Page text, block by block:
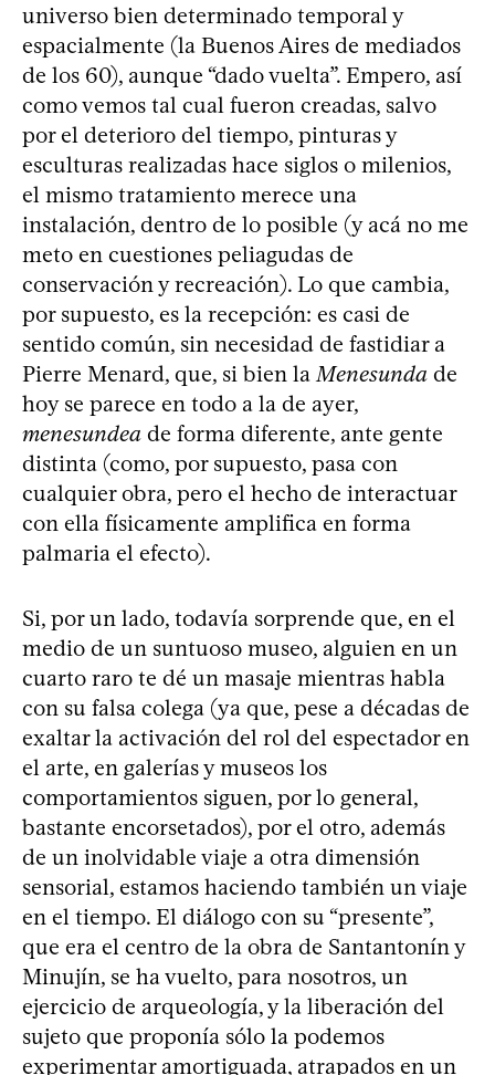
universo bien determinado temporal y
espacialmente (la Buenos Aires de mediados
de los 60), aunque “dado vuelta”. Empero, así
como vemos tal cual fueron creadas, salvo
por el deterioro del tiempo, pinturas y
esculturas realizadas hace siglos o milenios,
el mismo tratamiento merece una
instalación, dentro de lo posible (y acá no me
meto en cuestiones peliagudas de
conservación y recreación). Lo que cambia,
por supuesto, es la recepción: es casi de
sentido común, sin necesidad de fastidiar a
Pierre Menard, que, si bien la Menesunda de
hoy se parece en todo a la de ayer,
menesundea de forma diferente, ante gente
distinta (como, por supuesto, pasa con
cualquier obra, pero el hecho de interactuar
con ella físicamente amplifica en forma
palmaria el efecto).
Si, por un lado, todavía sorprende que, en el
medio de un suntuoso museo, alguien en un
cuarto raro te dé un masaje mientras habla
con su falsa colega (ya que, pese a décadas de
exaltar la activación del rol del espectador en
el arte, en galerías y museos los
comportamientos siguen, por lo general,
bastante encorsetados), por el otro, además
de un inolvidable viaje a otra dimensión
sensorial, estamos haciendo también un viaje
en el tiempo. El diálogo con su “presente”,
que era el centro de la obra de Santantonín y
Minujín, se ha vuelto, para nosotros, un
ejercicio de arqueología, y la liberación del
sujeto que proponía sólo la podemos
experimentar amortiguada, atrapados en un